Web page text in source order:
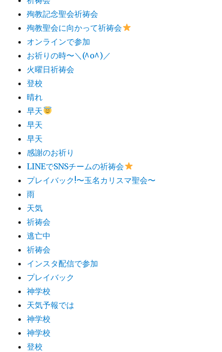
殉教記念聖会祈祷会
殉教聖会に向かって祈祷会
オンラインで参加
お祈りの時〜＼(^o^)／
火曜日祈祷会
登校
晴れ
早天
早天
早天
感謝のお祈り
LINEでSNSチームの祈祷会​
プレイバック!〜玉名カリスマ聖会〜
雨
天気
祈祷会
逃亡中
祈祷会
インスタ配信で参加
プレイバック
神学校
天気予報では
神学校
神学校
登校